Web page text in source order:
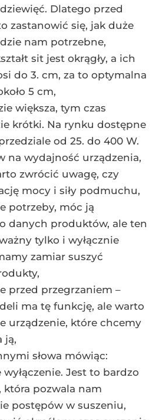
Dlatego przed
zastanowić się, jak duże
nam potrzebne,
sit jest okrągły, a ich
do 3. cm, za to optymalna
5 cm,
większa, tym czas
krótki. Na rynku dostępne
od 25. do 400 W.
na wydajność urządzenia,
zwrócić uwagę, czy
mocy i siły podmuchu,
potrzeby, móc ją
danych produktów, ale ten
tylko i wyłącznie
zamiar suszyć
przed przegrzaniem –
ma tę funkcję, ale warto
urządzenie, które chcemy
ją,
słowa mówiąc:
Jest to bardzo
która pozwala nam
postępów w suszeniu,